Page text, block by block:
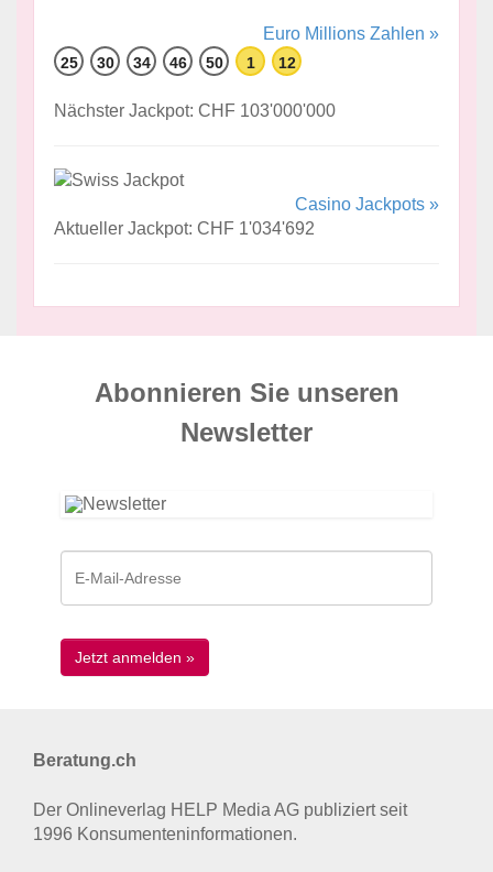
Euro Millions Zahlen »
25 30 34 46 50 1 12
Nächster Jackpot: CHF 103'000'000
Casino Jackpots »
Aktueller Jackpot: CHF 1'034'692
Abonnieren Sie unseren
News­letter
Beratung.ch
Der Onlineverlag HELP Media AG publiziert seit
1996 Konsumenten­informationen.